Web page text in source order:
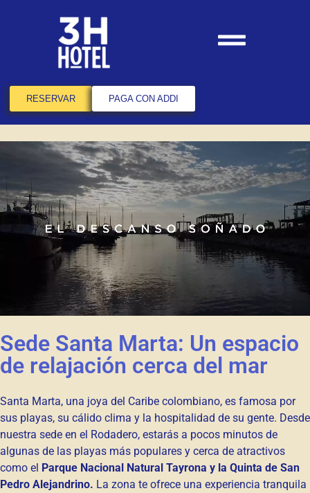
RESERVAR PAGA CON ADDI
Sede Santa Marta: Un espacio
de relajación cerca del mar
Santa Marta, una joya del Caribe colombiano, es famosa por
sus playas, su cálido clima y la hospitalidad de su gente. Desde
nuestra sede en el Rodadero, estarás a pocos minutos de
algunas de las playas más populares y cerca de atractivos
como el Parque Nacional Natural Tayrona y la Quinta de San
Pedro Alejandrino. La zona te ofrece una experiencia tranquila